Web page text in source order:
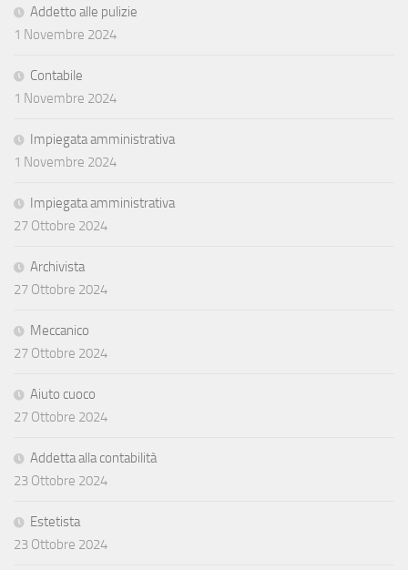
Addetto alle pulizie
1 Novembre 2024
Contabile
1 Novembre 2024
Impiegata amministrativa
1 Novembre 2024
Impiegata amministrativa
27 Ottobre 2024
Archivista
27 Ottobre 2024
Meccanico
27 Ottobre 2024
Aiuto cuoco
27 Ottobre 2024
Addetta alla contabilità
23 Ottobre 2024
Estetista
23 Ottobre 2024